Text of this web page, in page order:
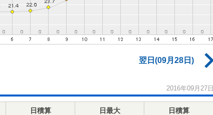
翌日(09月28日)
2016年09月27日
日積算
日最大
日積算